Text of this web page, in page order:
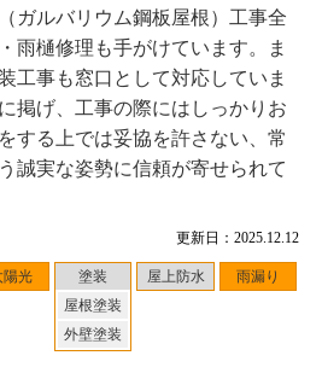
更新日：2025.12.12
陽光
塗装
屋根塗装
外壁塗装
屋上防水 雨漏り
ガルバリウム鋼板屋根）工事全
雨樋修理も手がけています。ま
工事も窓口として対応していま
掲げ、工事の際にはしっかりお
する上では妥協を許さない、常
誠実な姿勢に信頼が寄せられて